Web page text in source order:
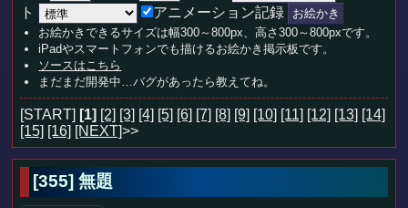
ト
アニメーション記録
お絵かきできるサイズは幅300～800px、高さ300～800pxです。
iPadやスマートフォンでも描けるお絵かき掲示板です。
ソースはこちら
まだまだ開発中…バグがあったら教えてね。
[START] [1] [2] [3] [4] [5] [6] [7] [8] [9] [10] [11] [12] [13] [14]
[15] [16] [NEXT]>>
[355] 無題